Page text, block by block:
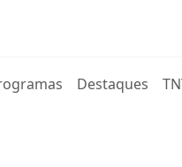
Destaques